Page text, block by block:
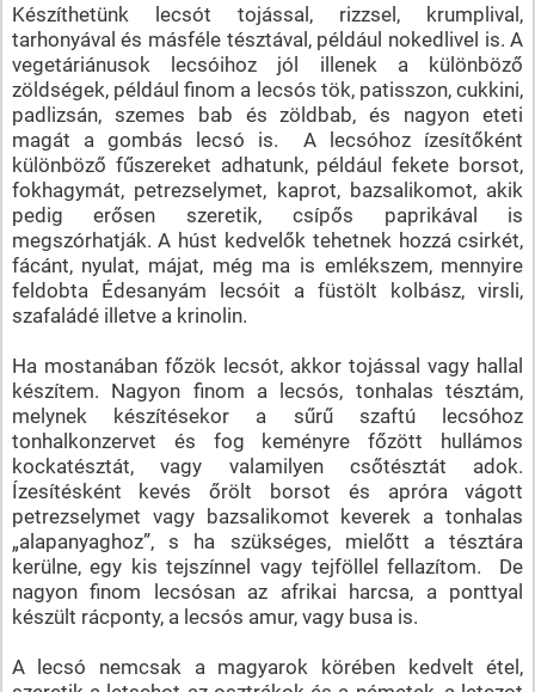
Készíthetünk lecsót tojással, rizzsel, krumplival,
tarhonyával és másféle tésztával, például nokedlivel is. A
vegetáriánusok lecsóihoz jól illenek a különböző
zöldségek, például finom a lecsós tök, patisszon, cukkini,
padlizsán, szemes bab és zöldbab, és nagyon eteti
magát a gombás lecsó is. A lecsóhoz ízesítőként
különböző fűszereket adhatunk, például fekete borsot,
fokhagymát, petrezselymet, kaprot, bazsalikomot, akik
pedig erősen szeretik, csípős paprikával is
megszórhatják. A húst kedvelők tehetnek hozzá csirkét,
fácánt, nyulat, májat, még ma is emlékszem, mennyire
feldobta Édesanyám lecsóit a füstölt kolbász, virsli,
szafaládé illetve a krinolin.
Ha mostanában főzök lecsót, akkor tojással vagy hallal
készítem. Nagyon finom a lecsós, tonhalas tésztám,
melynek készítésekor a sűrű szaftú lecsóhoz
tonhalkonzervet és fog keményre főzött hullámos
kockatésztát, vagy valamilyen csőtésztát adok.
Ízesítésként kevés őrölt borsot és apróra vágott
petrezselymet vagy bazsalikomot keverek a tonhalas
„alapanyaghoz”, s ha szükséges, mielőtt a tésztára
kerülne, egy kis tejszínnel vagy tejföllel fellazítom. De
nagyon finom lecsósan az afrikai harcsa, a ponttyal
készült rácponty, a lecsós amur, vagy busa is.
A lecsó nemcsak a magyarok körében kedvelt étel,